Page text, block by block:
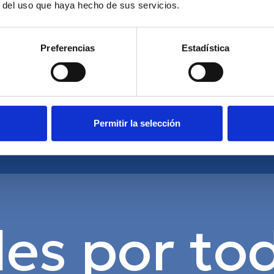
uso que haya hecho de sus servicios.
Preferencias Estadística
Permitir la selección
armarios, ropa de cama
y colchones, así como
almohadas.
por